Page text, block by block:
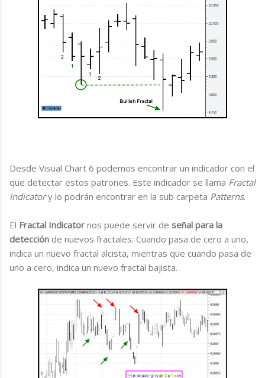
Desde Visual Chart 6 podemos encontrar un indicador con el
que detectar estos patrones. Este indicador se llama Fractal
Indicatory lo podrán encontrar en la sub carpeta Patterns.
El Fractal Indicator nos puede servir de señal para la
detección de nuevos fractales: Cuando pasa de cero a uno,
indica un nuevo fractal alcista, mientras que cuando pasa de
uno a cero, indica un nuevo fractal bajista.